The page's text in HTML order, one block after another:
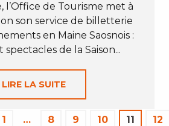
l’Office de Tourisme met à
son service de billetterie
en Maine Saosnois :
spectacles de la Saison...
LIRE LA SUITE
1 … 8 9 10 11 12